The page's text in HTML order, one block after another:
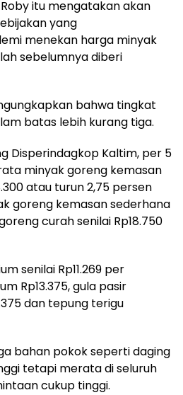
itu mengatakan akan
yang
menekan harga minyak
sebelumnya diberi
bahwa tingkat
batas lebih kurang tiga.
Disperindagkop Kaltim, per 5
minyak goreng kemasan
atau turun 2,75 persen
goreng kemasan sederhana
curah senilai Rp18.750
senilai Rp11.269 per
Rp13.375, gula pasir
dan tepung terigu
bahan pokok seperti daging
tetapi merata di seluruh
cukup tinggi.